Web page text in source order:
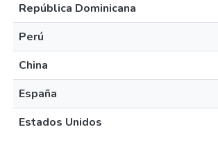
República Dominicana
Perú
China
España
Estados Unidos